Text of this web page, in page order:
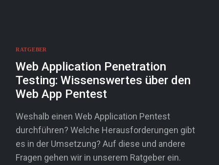
RATGEBER
Web Application Penetration
Testing: Wissenswertes über den
Web App Pentest
Weshalb einen Web Application Pentest
durchführen? Welche Herausforderungen gibt
es in der Umsetzung? Auf diese und andere
Fragen gehen wir in unserem Ratgeber ein.